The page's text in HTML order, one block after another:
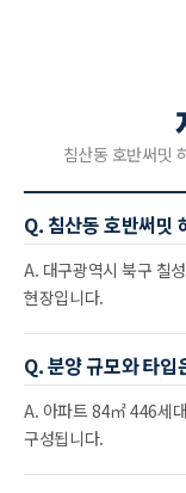
침산동 호반써밋
Q. 침산동 호반써밋
A. 대구광역시 북구 칠
현장입니다.
Q. 분양 규모와 타입
A. 아파트 84㎡ 446세
구성됩니다.